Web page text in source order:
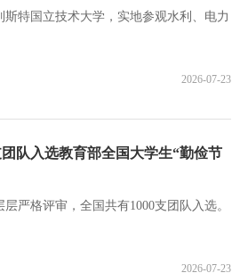
特国立技术大学，实地参观水利、电力
2026-07-23
队入选教育部全国大学生“勤俭节
严格评审，全国共有1000支团队入选。
2026-07-23